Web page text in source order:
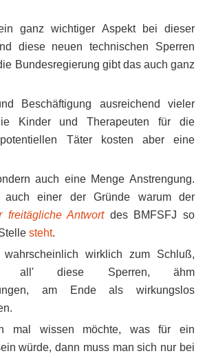
ganz wichtiger Aspekt bei dieser
diese neuen technischen Sperren
Bundesregierung gibt das auch ganz
Beschäftigung ausreichend vieler
Kinder und Therapeuten für die
Täter kosten aber eine
auch eine Menge Anstrengung.
einer der Gründe warum der
freitägliche Antwortdes BMFSFJ so
steht.
wirklich zum Schluß,
diese Sperren, ähm
am Ende als wirkungslos
mal wissen möchte, was für ein
würde, dann muss man sich nur bei